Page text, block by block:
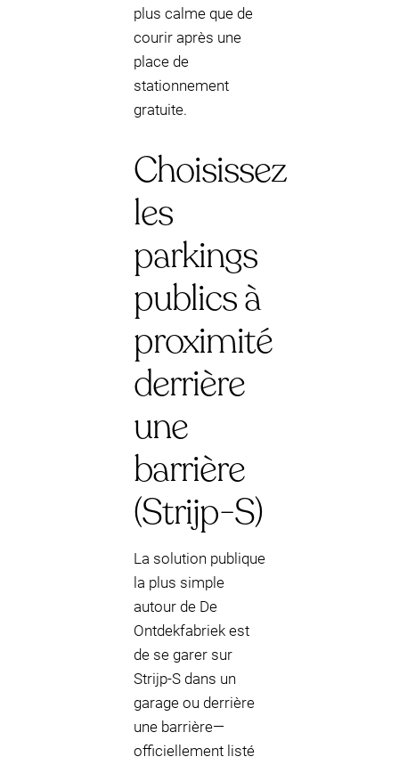
plus calme que de
courir après une
place de
stationnement
gratuite.
Choisissez
les
parkings
publics à
proximité
derrière
une
barrière
(Strijp-S)
La solution publique
la plus simple
autour de De
Ontdekfabriek est
de se garer sur
Strijp-S dans un
garage ou derrière
une barrière—
officiellement listé